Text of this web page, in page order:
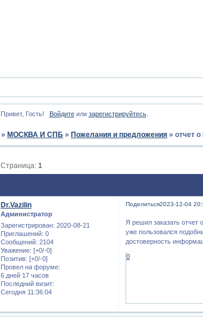
Привет, Гость! Войдитеили зарегистрируйтесь.
» МОСКВА И СПБ » Пожелания и предложения »отчет
Страница:1
Поделиться2023-12-04
Dr.Vazilin
Администратор
Зарегистрирован: 2020-08-21
Приглашений: 0
Сообщений: 2104
Уважение: [+0/-0]
Позитив: [+0/-0]
Провел на форуме:
6 дней 17 часов
Последний визит:
Сегодня 11:36:04
Я решил заказать отчет
уже пользовался
достоверность
0